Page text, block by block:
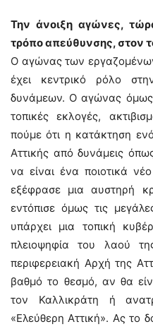
Την άνοιξη αγώνες,
τρόπο απεύθυνσης, στον
O αγώνας των
έχει κεντρικό ρόλο
δυνάμεων. Ο αγώνας όμως
τοπικές εκλογές,
πούμε ότι η κατάκτηση
Αττικής από δυνάμεις
να είναι ένα ποιοτικά
εξέφρασε μια αυστηρή
εντόπισε όμως τις
υπάρχει μια τοπική
πλειοψηφία του λαού
περιφερειακή Αρχή της
βαθμό το θεσμό, αν θα
τον Καλλικράτη ή
«Ελεύθερη Αττική». Ας το